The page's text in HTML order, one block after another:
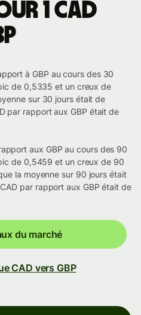
1 CAD
à GBP au cours des 30
de 0,5335 et un creux de
sur 30 jours était de
par rapport aux GBP était de
aux GBP au cours des 90
de 0,5459 et un creux de 90
la moyenne sur 90 jours était
par rapport aux GBP était de
du marché
CAD vers GBP